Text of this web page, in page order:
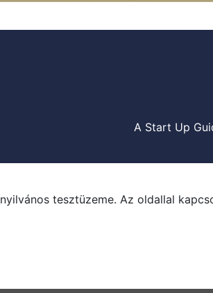
A Start Up
nyilvános tesztüzeme. Az oldallal